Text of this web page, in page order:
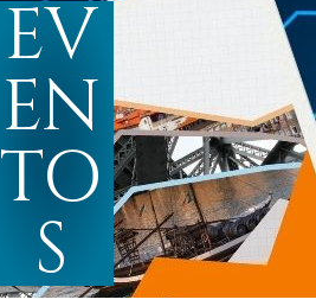
EV
EN
TO
S